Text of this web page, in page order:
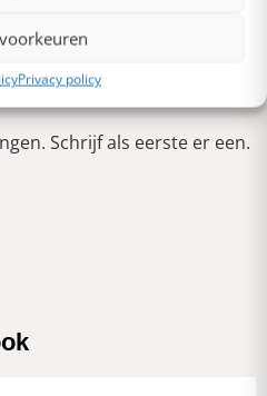
Privacy policy
Schrijf als eerste er een.